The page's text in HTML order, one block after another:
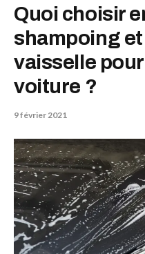
Quoi choisir
shampoing
vaisselle
voiture ?
9 février 2021